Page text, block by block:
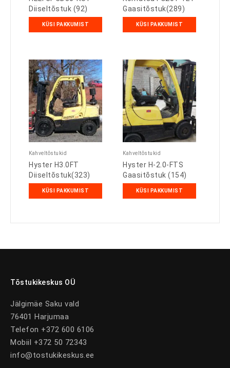
Diiseltõstuk (92)
KÜSI PAKKUMIST
Gaasitõstuk(289)
KÜSI PAKKUMIST
Kahveltõstukid
Hyster H3.0FT
Diiseltõstuk(323)
KÜSI PAKKUMIST
Kahveltõstukid
Hyster H-2.0-FTS
Gaasitõstuk (154)
KÜSI PAKKUMIST
Tõstukikeskus OÜ
Jälgimäe Saku vald
76401 Harjumaa
Telefon +372 600 6106
Mobiil +372 50 72343
info@tostukikeskus.ee